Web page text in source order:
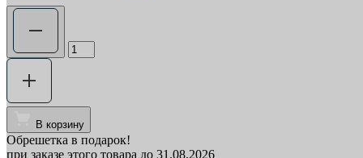
В корзину
Обрешетка в подарок!
при заказе этого товара до 31.08.2026